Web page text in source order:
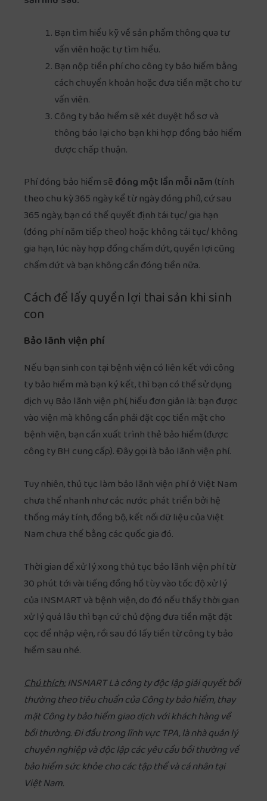
Bạn tìm hiểu kỹ về sản phẩm thông qua tư
vấn viên hoặc tự tìm hiểu.
Bạn nộp tiền phí cho công ty bảo hiểm bằng
cách chuyển khoản hoặc đưa tiền mặt cho tư
vấn viên.
Công ty bảo hiểm sẽ xét duyệt hồ sơ và
thông báo lại cho bạn khi hợp đồng bảo hiểm
được chấp thuận.
Phí đóng bảo hiểm sẽđóng một lần mỗi năm(tính
theo chu kỳ 365 ngày kể từ ngày đóng phí), cứ sau
365 ngày, bạn có thể quyết định tái tục/ gia hạn
(đóng phí năm tiếp theo) hoặc không tái tục/ không
gia hạn, lúc này hợp đồng chấm dứt, quyền lợi cũng
chấm dứt và bạn không cần đóng tiền nữa.
Cách để lấy quyền lợi thai sản khi sinh
con
Bảo lãnh viện phí
Nếu bạn sinh con tại bệnh viện có liên kết với công
ty bảo hiểm mà bạn ký kết, thì bạn có thể sử dụng
dịch vụ Bảo lãnh viện phí, hiểu đơn giản là: bạn được
vào viện mà không cần phải đặt cọc tiền mặt cho
bệnh viện, bạn cần xuất trình thẻ bảo hiểm (được
công ty BH cung cấp). Đây gọi là bảo lãnh viện phí.
Tuy nhiên, thủ tục làm bảo lãnh viện phí ở Việt Nam
chưa thể nhanh như các nước phát triển bởi hệ
thống máy tính, đồng bộ, kết nối dữ liệu của Việt
Nam chưa thể bằng các quốc gia đó.
Thời gian để xử lý xong thủ tục bảo lãnh viện phí từ
30 phút tới vài tiếng đồng hồ tùy vào tốc độ xử lý
của INSMART và bệnh viện, do đó nếu thấy thời gian
xử lý quá lâu thì bạn cứ chủ động đưa tiền mặt đặt
cọc để nhập viện, rồi sau đó lấy tiền từ công ty bảo
hiểm sau nhé.
Chú thích:INSMART Là công ty độc lập giải quyết bồi
thường theo tiêu chuẩn của Công ty bảo hiểm, thay
mặt Công ty bảo hiểm giao dịch với khách hàng về
bồi thường. Đi đầu trong lĩnh vực TPA, là nhà quản lý
chuyên nghiệp và độc lập các yêu cầu bồi thường về
bảo hiểm sức khỏe cho các tập thể và cá nhân tại
Việt Nam.